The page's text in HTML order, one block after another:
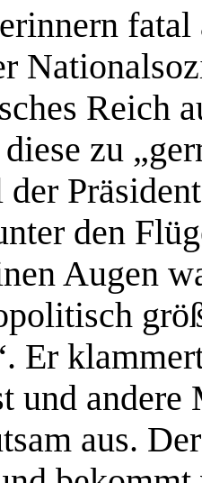
Reich
zu
den
Augen
Er
und andere
aus.